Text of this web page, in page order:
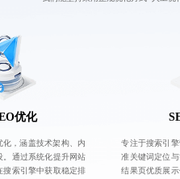
优化
化，涵盖技术架构、内
。通过系统化提升网站
搜索引擎中获取稳定排
专注于搜索引
准关键词定位
结果页优质展